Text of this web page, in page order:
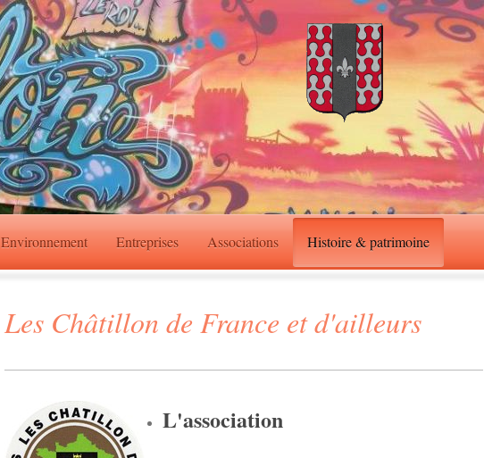
Environnement Entreprises Associations Histoire & patrimoine
Les Châtillon de France et d'ailleurs
L'association